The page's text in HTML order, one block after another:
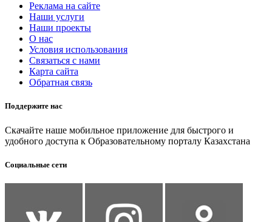
Реклама на сайте
Наши услуги
Наши проекты
О нас
Условия использования
Связаться с нами
Карта сайта
Обратная связь
Поддержите нас
Скачайте наше мобильное приложение для быстрого и
удобного доступа к Образовательному порталу Казахстана
Социальные сети